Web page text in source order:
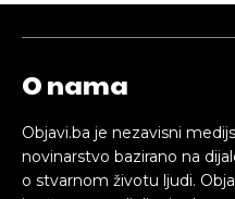
O nama
Objavi.ba je nezavisni
novinarstvo bazirano na
o stvarnom životu ljudi.